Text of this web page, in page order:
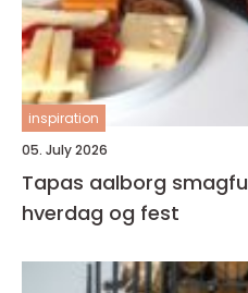
inspiration
05. July 2026
Tapas aalborg smagfulde oplevelser til
hverdag og fest